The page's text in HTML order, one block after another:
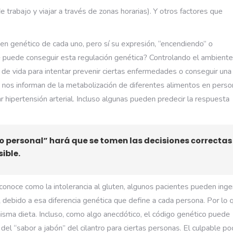
trabajo y viajar a través de zonas horarias). Y otros factores que
genético de cada uno, pero sí su expresión, “encendiendo” o
conseguir esta regulación genética? Controlando el
vida para intentar prevenir ciertas enfermedades o conseguir una
informan de la metabolización de diferentes alimentos en
arterial. Incluso algunas pueden predecir la respuesta
hará que se tomen las decisiones correctas
como la intolerancia al gluten, algunos pacientes pueden
a esa diferencia genética que define a cada persona. Por lo
dieta. Incluso, como algo anecdótico, el código genético puede
“sabor a jabón” del cilantro para ciertas personas. El culpable